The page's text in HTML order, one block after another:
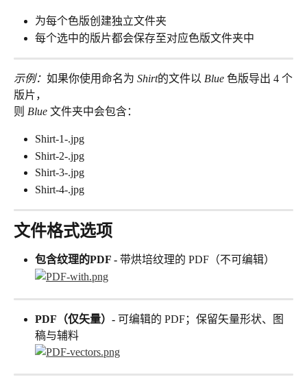
为每个色版创建独立文件夹
每个选中的版片都会保存至对应色版文件夹中
示例： 如果你使用命名为 Shirt的文件以 Blue 色版导出 4 个
版片，
则 Blue 文件夹中会包含：
Shirt-1-.jpg
Shirt-2-.jpg
Shirt-3-.jpg
Shirt-4-.jpg
文件格式选项
包含纹理的PDF - 带烘培纹理的 PDF（不可编辑）
PDF（仅矢量）- 可编辑的 PDF；保留矢量形状、图
稿与辅料